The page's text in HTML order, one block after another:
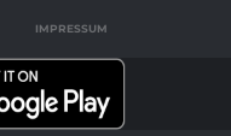
IMPRESSUM